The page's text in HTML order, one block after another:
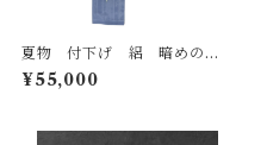
夏物 付下げ 絽 暗めの薄
花色の地 流水と草花 反端
つき ガード加工済み 裄丈6
¥55,000